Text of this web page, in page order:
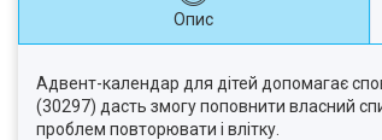
Опис
Адвент-календар для дітей допомагає
(30297) дасть змогу поповнити власний
проблем повторювати і влітку.